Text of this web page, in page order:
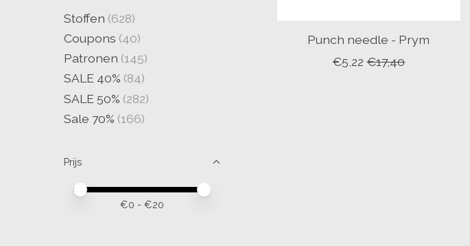
Stoffen (628)
Coupons (40)
Patronen (145)
SALE 40% (84)
SALE 50% (282)
Sale 70% (166)
Prijs
Minimale prijswaarde
Price maximum value
€0 - €20
Punch needle - Prym
€5,22 €17,40